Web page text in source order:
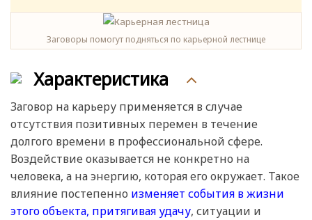
Заговоры помогут подняться по карьерной лестнице
Характеристика
Заговор на карьеру применяется в случае
отсутствия позитивных перемен в течение
долгого времени в профессиональной сфере.
Воздействие оказывается не конкретно на
человека, а на энергию, которая его окружает. Такое
влияние постепенно изменяет события в жизни
этого объекта, притягивая удачу, ситуации и